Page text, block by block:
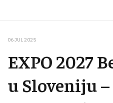
06 JUL 2025
EXPO 2027
u Sloveniju –